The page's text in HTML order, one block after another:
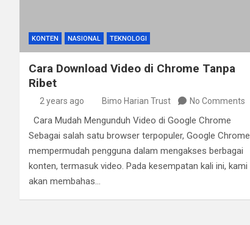
KONTEN NASIONAL TEKNOLOGI
Cara Download Video di Chrome Tanpa
Ribet
2 years ago Bimo Harian Trust No Comments
Cara Mudah Mengunduh Video di Google Chrome
Sebagai salah satu browser terpopuler, Google Chrome
mempermudah pengguna dalam mengakses berbagai
konten, termasuk video. Pada kesempatan kali ini, kami
akan membahas…